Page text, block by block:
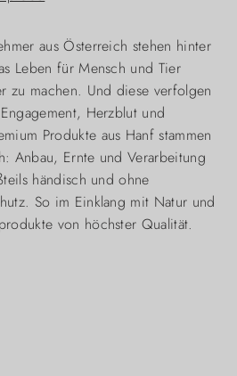
aus Österreich stehen hinter
Leben für Mensch und Tier
zu machen. Und diese verfolgen
Herzblut und
Produkte aus Hanf stammen
Anbau, Ernte und Verarbeitung
händisch und ohne
So im Einklang mit Natur und
von höchster Qualität.